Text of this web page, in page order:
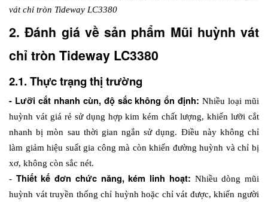
vát chỉ tròn Tideway LC3380
2. Đánh giá về sản phẩm Mũi huỳnh vát
chỉ tròn Tideway LC3380
2.1. Thực trạng thị trường
- Lưỡi cắt nhanh cùn, độ sắc không ổn định: Nhiều loại mũi
huỳnh vát giá rẻ sử dụng hợp kim kém chất lượng, khiến lưỡi cắt
nhanh bị mòn sau thời gian ngắn sử dụng. Điều này không chỉ
làm giảm hiệu suất gia công mà còn khiến đường huỳnh và chỉ bị
xơ, không còn sắc nét.
- Thiết kế đơn chức năng, kém linh hoạt: Nhiều dòng mũi
huỳnh vát truyền thống chỉ huỳnh hoặc chỉ vát được, khiến người